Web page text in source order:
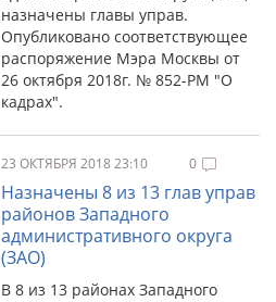
назначены главы управ.
Опубликовано соответствующее
распоряжение Мэра Москвы от
26 октября 2018г. № 852-РМ "О
кадрах".
23 ОКТЯБРЯ 2018 23:10 0
Назначены 8 из 13 глав управ
районов Западного
административного округа
(ЗАО)
В 8 из 13 районах Западного